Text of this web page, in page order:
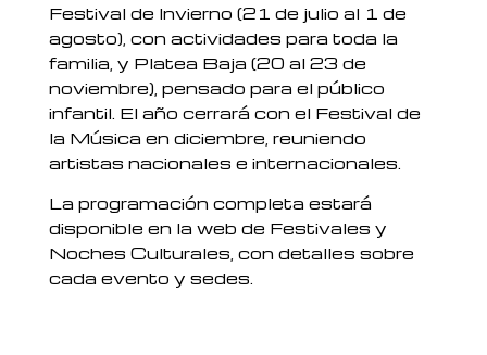
Festival de Invierno (21 de julio al 1 de
agosto), con actividades para toda la
familia, y Platea Baja (20 al 23 de
noviembre), pensado para el público
infantil. El año cerrará con el Festival de
la Música en diciembre, reuniendo
artistas nacionales e internacionales.
La programación completa estará
disponible en la web de Festivales y
Noches Culturales, con detalles sobre
cada evento y sedes.